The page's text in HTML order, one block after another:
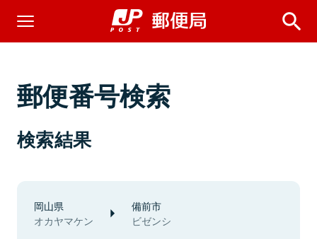
郵便番号検索
検索結果
岡山県
オカヤマケン
備前市
ビゼンシ